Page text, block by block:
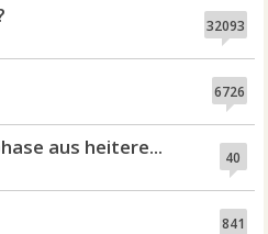
32093
6726
40
aus heitere...
841